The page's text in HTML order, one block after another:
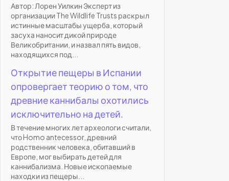
Автор: Лорен Уилкин Эксперт из
организации The Wildlife Trusts раскрыл
истинные масштабы ущерба, который
засуха наносит дикой природе
Великобритании, и назвал пять видов,
находящихся под...
Открытие пещеры в Испании
опровергает теорию о том, что
древние каннибалы охотились
исключительно на детей.
В течение многих лет археологи считали,
что Homo antecessor, древний
родственник человека, обитавший в
Европе, мог выбирать детей для
каннибализма. Новые ископаемые
находки из пещеры...